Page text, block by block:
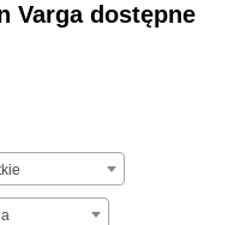
Varga dostępne